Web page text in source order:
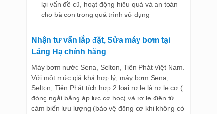
lại vấn đề cũ, hoạt động hiệu quả và an toàn
cho bà con trong quá trình sử dụng
Nhận tư vấn lắp đặt, Sửa máy bơm tại
Láng Hạ chính hãng
Máy bơm nước Sena, Selton, Tiến Phát Việt Nam.
Với một mức giá khá hợp lý, máy bơm Sena,
Selton, Tiến Phát tích hợp 2 loại rơ le là rơ le cơ (
đóng ngắt bằng áp lực cơ học) và rơ le điện tử
cảm biến lưu lượng (bảo vệ động cơ khi không có